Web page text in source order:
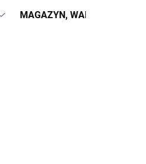
MAGAZYN, WARSZTAT